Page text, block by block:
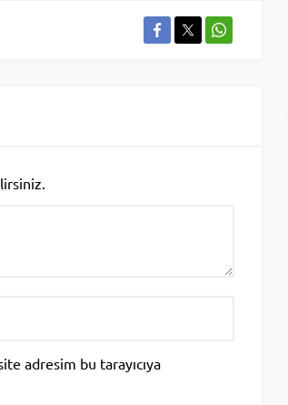
adresim bu tarayıcıya